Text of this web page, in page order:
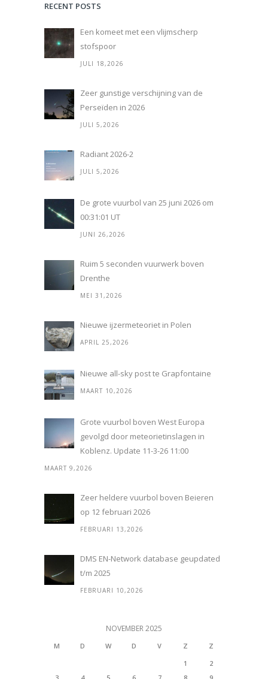
RECENT POSTS
Een komeet met een vlijmscherp
stofspoor
JULI 18,2026
Zeer gunstige verschijning van de
Perseïden in 2026
JULI 5,2026
Radiant 2026-2
JULI 5,2026
De grote vuurbol van 25 juni 2026 om
00:31:01 UT
JUNI 26,2026
Ruim 5 seconden vuurwerk boven
Drenthe
MEI 31,2026
Nieuwe ijzermeteoriet in Polen
APRIL 25,2026
Nieuwe all-sky post te Grapfontaine
MAART 10,2026
Grote vuurbol boven West Europa
gevolgd door meteorietinslagen in
Koblenz. Update 11-3-26 11:00
MAART 9,2026
Zeer heldere vuurbol boven Beieren
op 12 februari 2026
FEBRUARI 13,2026
DMS EN-Network database geupdated
t/m 2025
FEBRUARI 10,2026
NOVEMBER 2025
M D W D V Z
Z
1
2